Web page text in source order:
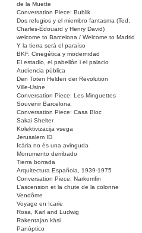
de la Muette
Conversation Piece: Bublik
Dos refugios y el miembro fantasma (Ted,
Charles-Édouard y Henry David)
welcome to Barcelona / Welcome to Madrid
Y la tierra será el paraíso
BKF. Cinegética y modernidad
El estadio, el pabellón i el palacio
Audiencia pública
Den Toten Helden der Revolution
Ville-Usine
Conversation Piece: Les Minguettes
Souvenir Barcelona
Conversation Piece: Casa Bloc
Sakai Shelter
Kolektivizacija vsega
Jerusalem ID
Icària no és una avinguda
Monumento derribado
Tierra borrada
Arquitectura Española, 1939-1975
Conversation Piece: Narkomfin
L’ascension et la chute de la colonne
Vendôme
Voyage en Icarie
Rosa, Karl and Ludwig
Rakentajan käsi
Panóptico